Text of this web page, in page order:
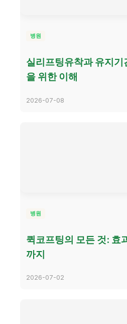
병원
실리프팅유착과 유지
을 위한 이해
2026-07-08
병원
퀵코프팅의 모든 것: 효
까지
2026-07-02